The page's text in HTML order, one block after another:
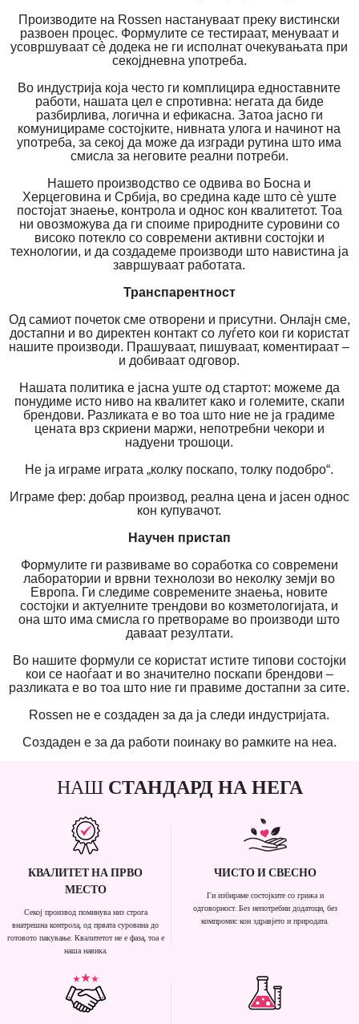
Производите на Rossen настануваат преку вистински
развоен процес. Формулите се тестираат, менуваат и
усовршуваат сè додека не ги исполнат очекувањата при
секојдневна употреба.
Во индустрија која често ги комплицира едноставните
работи, нашата цел е спротивна: негата да биде
разбирлива, логична и ефикасна. Затоа јасно ги
комуницираме состојките, нивната улога и начинот на
употреба, за секој да може да изгради рутина што има
смисла за неговите реални потреби.
Нашето производство се одвива во Босна и
Херцеговина и Србија, во средина каде што сè уште
постојат знаење, контрола и однос кон квалитетот. Тоа
ни овозможува да ги споиме природните суровини со
високо потекло со современи активни состојки и
технологии, и да создадеме производи што навистина ја
завршуваат работата.
Транспарентност
Од самиот почеток сме отворени и присутни. Онлајн сме,
достапни и во директен контакт со луѓето кои ги користат
нашите производи. Прашуваат, пишуваат, коментираат –
и добиваат одговор.
Нашата политика е јасна уште од стартот: можеме да
понудиме исто ниво на квалитет како и големите, скапи
брендови. Разликата е во тоа што ние не ја градиме
цената врз скриени маржи, непотребни чекори и
надуени трошоци.
Не ја играме играта „колку поскапо, толку подобро“.
Играме фер: добар производ, реална цена и јасен однос
кон купувачот.
Научен пристап
Формулите ги развиваме во соработка со современи
лаборатории и врвни технолози во неколку земји во
Европа. Ги следиме современите знаења, новите
состојки и актуелните трендови во козметологијата, и
она што има смисла го претвораме во производи што
даваат резултати.
Во нашите формули се користат истите типови состојки
кои се наоѓаат и во значително поскапи брендови –
разликата е во тоа што ние ги правиме достапни за сите.
Rossen не е создаден за да ја следи индустријата.
Создаден е за да работи поинаку во рамките на неа.
НАШ СТАНДАРД НА НЕГА
КВАЛИТЕТ НА ПРВО
МЕСТО
Секој производ поминува низ строга
внатрешна контрола, од првата суровина до
готовото пакување. Квалитетот не е фаза, тоа е
наша навика.
ЧИСТО И СВЕСНО
Ги избираме состојките со грижа и
одговорност. Без непотребни додатоци, без
компромис кон здравјето и природата.